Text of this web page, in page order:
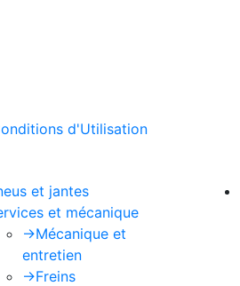
d'Utilisation
et jantes
et mécanique
->Mécanique et
entretien
->Freins